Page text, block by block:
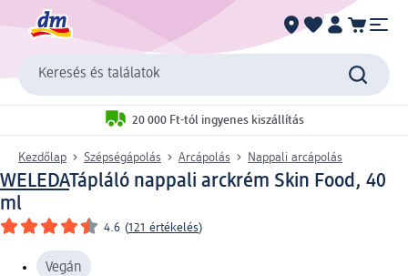
Keresés és találatok
20 000 Ft-tól ingyenes kiszállítás
Kezdőlap Szépségápolás Arcápolás Nappali arcápolás
WELEDATápláló nappali arckrém Skin Food, 40
ml
4.6 (121 értékelés)
Vegán